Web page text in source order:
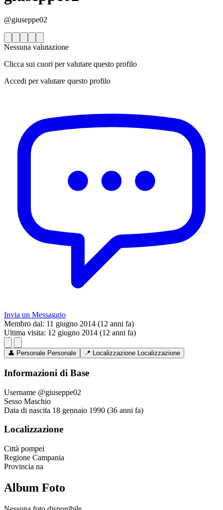
@giuseppe02
Nessuna valutazione
Clicca sui cuori per valutare questo profilo
Accedi per valutare questo profilo
Invia un Messaggio
Membro dal: 11 giugno 2014 (12 anni fa)
Ultima visita: 12 giugno 2014 (12 anni fa)
👤 Personale Personale 📍 Localizzazione Localizzazione
Informazioni di Base
Username @giuseppe02
Sesso Maschio
Data di nascita 18 gennaio 1990 (36 anni fa)
Localizzazione
Città pompei
Regione Campania
Provincia na
Album Foto